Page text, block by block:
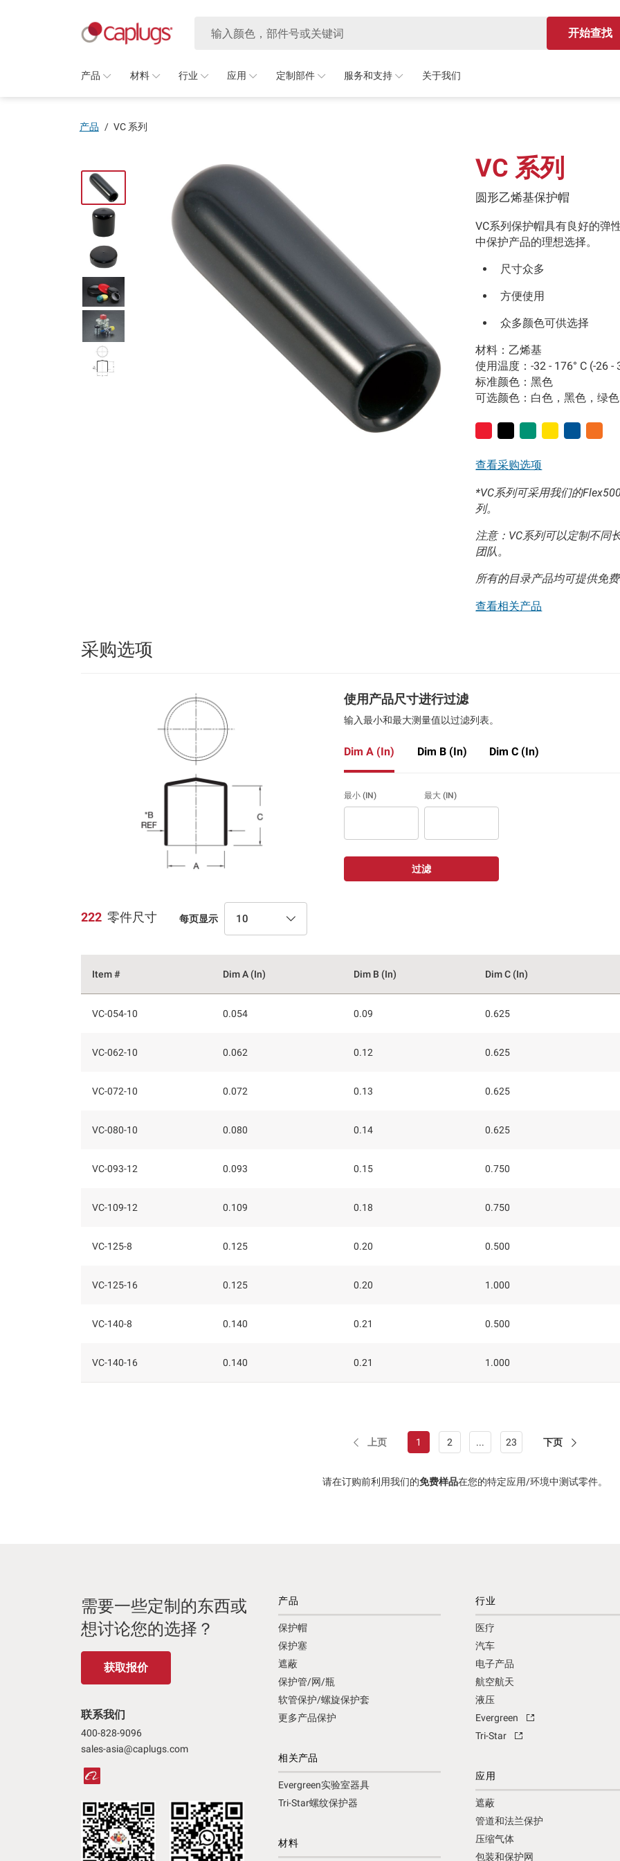
开始查找
产品 材料 行业 应用 定制部件 服务和支持 关于我们
产品 / VC 系列
VC 系列
圆形乙烯基保护帽
VC系列保护帽具有良好的弹
中保护产品的理想选择。
尺寸众多
方便使用
众多颜色可供选择
材料：乙烯基
使用温度：-32 - 176° C (-26 -
标准颜色：黑色
可选颜色：白色，黑色，绿
查看采购选项
*VC系列可采用我们的
列。
注意：VC系列可以定制不同
团队。
所有的目录产品均可提供免费
查看相关产品
采购选项
使用产品尺寸进行过滤
输入最小和最大测量值以过滤列表。
Dim A (In) Dim B (In) Dim C (In)
最小 (IN) 最大 (IN)
过滤
222 零件尺寸 每页显示 10
Item # Dim A (In) Dim B (In) Dim C (In)
VC-054-10 0.054 0.09 0.625
VC-062-10 0.062 0.12 0.625
VC-072-10 0.072 0.13 0.625
VC-080-10 0.080 0.14 0.625
VC-093-12 0.093 0.15 0.750
VC-109-12 0.109 0.18 0.750
VC-125-8 0.125 0.20 0.500
VC-125-16 0.125 0.20 1.000
VC-140-8 0.140 0.21 0.500
VC-140-16 0.140 0.21 1.000
上页 1 2 ... 23 下页
请在订购前利用我们的免费样品在您的特定应用/环境中测试零件。
需要一些定制的东西或
想讨论您的选择？
获取报价
联系我们
400-828-9096
sales-asia@caplugs.com
产品
保护帽
保护塞
遮蔽
保护管/网/瓶
软管保护/螺旋保护套
更多产品保护
相关产品
Evergreen实验室器具
Tri-Star螺纹保护器
材料
行业
医疗
汽车
电子产品
航空航天
液压
Evergreen
Tri-Star
应用
遮蔽
管道和法兰保护
压缩气体
包装和保护网